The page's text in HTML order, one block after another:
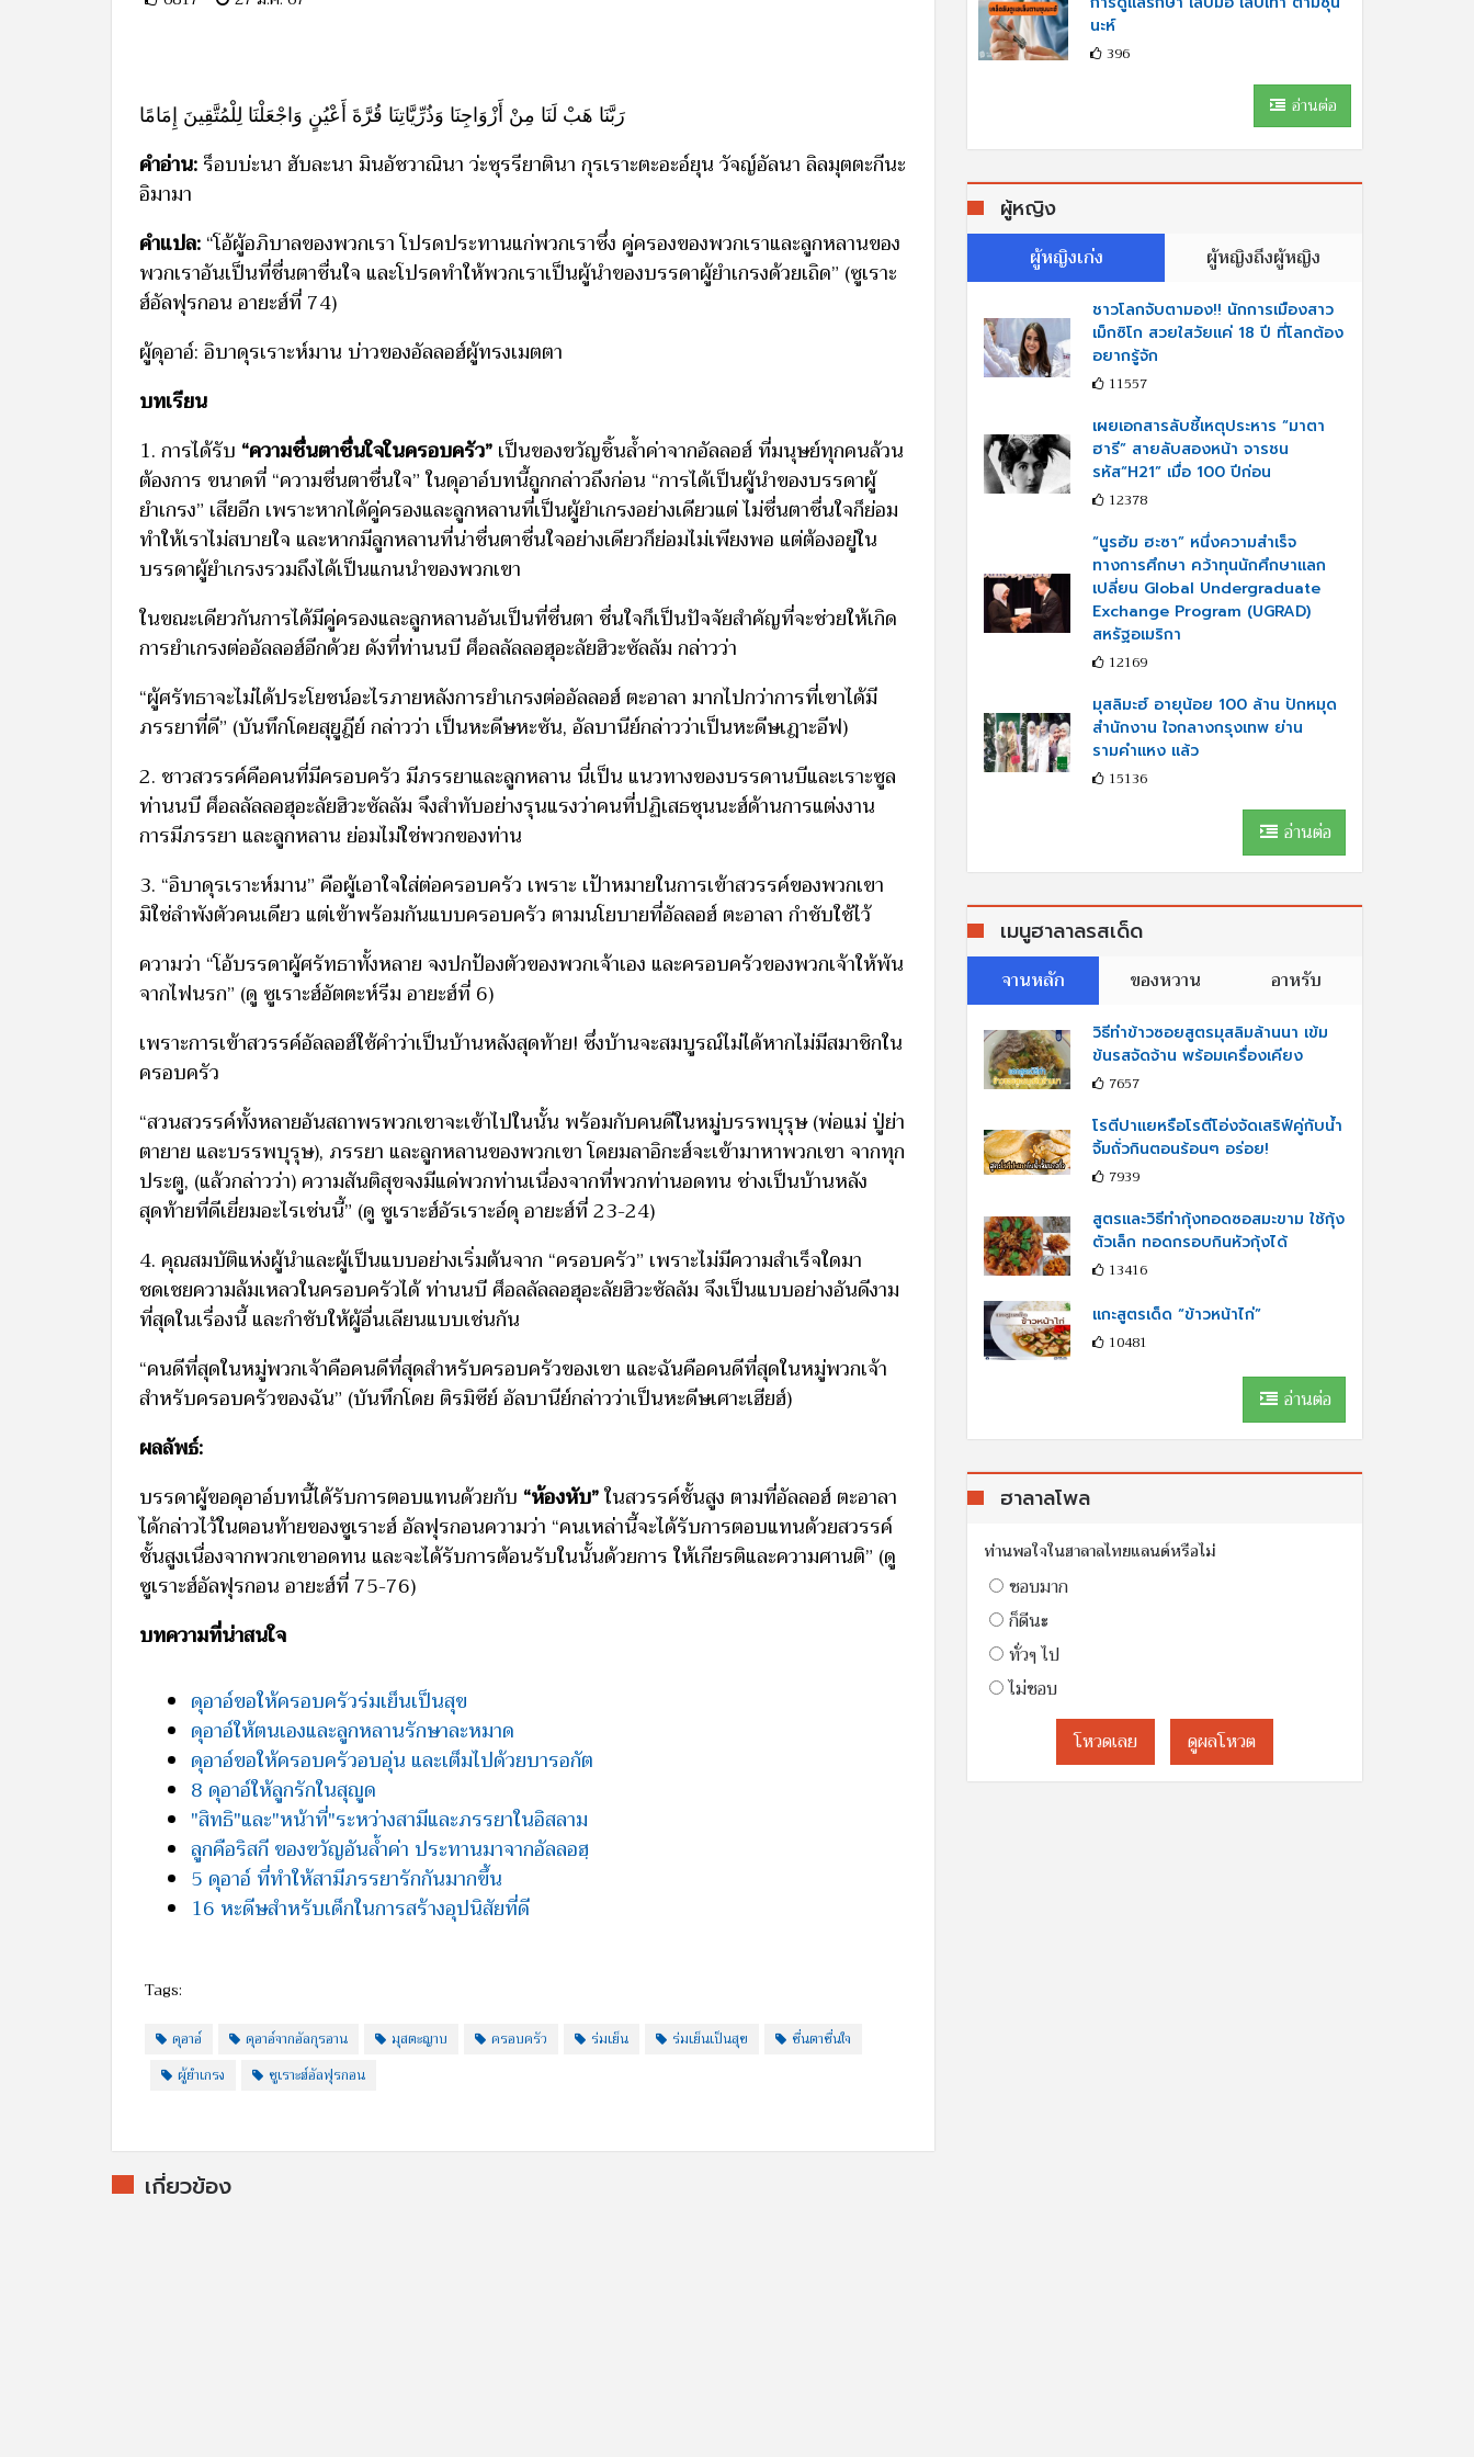
رَبَّنَا هَبْ لَنَا مِنْ أَزْوَاجِنَا وَذُرِّيَّاتِنَا قُرَّةَ أَعْيُنٍ وَاجْعَلْنَا لِلْمُتَّقِينَ إِمَامًا
คำอ่าน:ร็อบบ่ะนา ฮับละนา มินอัชวาณินา ว่ะซุรรียาตินา กุรเราะตะอะอ์ยุน วัจญ์อัลนา ลิลมุตตะกีนะ
อิมามา
คำแปล:“โอ้ผู้อภิบาลของพวกเรา โปรดประทานแก่พวกเราซึ่ง คู่ครองของพวกเราและลูกหลานของ
พวกเราอันเป็นที่ชื่นตาชื่นใจ และโปรดทำให้พวกเราเป็นผู้นำของบรรดาผู้ยำเกรงด้วยเถิด” (ซูเราะ
ฮ์อัลฟุรกอน อายะฮ์ที่ 74)
ผู้ดุอาอ์: อิบาดุรเราะห์มาน บ่าวของอัลลอฮ์ผู้ทรงเมตตา
บทเรียน
1. การได้รับ “ความชื่นตาชื่นใจในครอบครัว”เป็นของขวัญชิ้นล้ำค่าจากอัลลอฮ์ ที่มนุษย์ทุกคนล้วน
ต้องการ ขนาดที่ “ความชื่นตาชื่นใจ” ในดุอาอ์บทนี้ถูกกล่าวถึงก่อน “การได้เป็นผู้นำของบรรดาผู้
ยำเกรง” เสียอีก เพราะหากได้คู่ครองและลูกหลานที่เป็นผู้ยำเกรงอย่างเดียวแต่ ไม่ชื่นตาชื่นใจก็ย่อม
ทำให้เราไม่สบายใจ และหากมีลูกหลานที่น่าชื่นตาชื่นใจอย่างเดียวก็ย่อมไม่เพียงพอ แต่ต้องอยู่ใน
บรรดาผู้ยำเกรงรวมถึงได้เป็นแกนนำของพวกเขา
ในขณะเดียวกันการได้มีคู่ครองและลูกหลานอันเป็นที่ชื่นตา ชื่นใจก็เป็นปัจจัยสำคัญที่จะช่วยให้เกิด
การยำเกรงต่ออัลลอฮ์อีกด้วย ดังที่ท่านนบี ศ็อลลัลลอฮุอะลัยฮิวะซัลลัม กล่าวว่า
“ผู้ศรัทธาจะไม่ได้ประโยชน์อะไรภายหลังการยำเกรงต่ออัลลอฮ์ ตะอาลา มากไปกว่าการที่เขาได้มี
ภรรยาที่ดี” (บันทึกโดยสุยูฎีย์ กล่าวว่า เป็นหะดีษหะซัน, อัลบานีย์กล่าวว่าเป็นหะดีษเฎาะอีฟ)
2. ชาวสวรรค์คือคนที่มีครอบครัว มีภรรยาและลูกหลาน นี่เป็น แนวทางของบรรดานบีและเราะซูล
ท่านนบี ศ็อลลัลลอฮุอะลัยฮิวะซัลลัม จึงสำทับอย่างรุนแรงว่าคนที่ปฏิเสธซุนนะฮ์ด้านการแต่งงาน
การมีภรรยา และลูกหลาน ย่อมไม่ใช่พวกของท่าน
3. “อิบาดุรเราะห์มาน” คือผู้เอาใจใส่ต่อครอบครัว เพราะ เป้าหมายในการเข้าสวรรค์ของพวกเขา
มิใช่ลำพังตัวคนเดียว แต่เข้าพร้อมกันแบบครอบครัว ตามนโยบายที่อัลลอฮ์ ตะอาลา กำชับใช้ไว้
ความว่า “โอ้บรรดาผู้ศรัทธาทั้งหลาย จงปกป้องตัวของพวกเจ้าเอง และครอบครัวของพวกเจ้าให้พ้น
จากไฟนรก” (ดู ซูเราะฮ์อัตตะห์รีม อายะฮ์ที่ 6)
เพราะการเข้าสวรรค์อัลลอฮ์ใช้คำว่าเป็นบ้านหลังสุดท้าย! ซึ่งบ้านจะสมบูรณ์ไม่ได้หากไม่มีสมาชิกใน
ครอบครัว
“สวนสวรรค์ทั้งหลายอันสถาพรพวกเขาจะเข้าไปในนั้น พร้อมกับคนดีในหมู่บรรพบุรุษ (พ่อแม่ ปู่ย่า
ตายาย และบรรพบุรุษ), ภรรยา และลูกหลานของพวกเขา โดยมลาอิกะฮ์จะเข้ามาหาพวกเขา จากทุก
ประตู, (แล้วกล่าวว่า) ความสันติสุขจงมีแด่พวกท่านเนื่องจากที่พวกท่านอดทน ช่างเป็นบ้านหลัง
สุดท้ายที่ดีเยี่ยมอะไรเช่นนี้” (ดู ซูเราะฮ์อัรเราะอ์ดุ อายะฮ์ที่ 23-24)
4. คุณสมบัติแห่งผู้นำและผู้เป็นแบบอย่างเริ่มต้นจาก “ครอบครัว” เพราะไม่มีความสำเร็จใดมา
ชดเชยความล้มเหลวในครอบครัวได้ ท่านนบี ศ็อลลัลลอฮุอะลัยฮิวะซัลลัม จึงเป็นแบบอย่างอันดีงาม
ที่สุดในเรื่องนี้ และกำชับให้ผู้อื่นเลียนแบบเช่นกัน
“คนดีที่สุดในหมู่พวกเจ้าคือคนดีที่สุดสำหรับครอบครัวของเขา และฉันคือคนดีที่สุดในหมู่พวกเจ้า
สำหรับครอบครัวของฉัน” (บันทึกโดย ติรมิซีย์ อัลบานีย์กล่าวว่าเป็นหะดีษเศาะเฮียฮ์)
ผลลัพธ์:
บรรดาผู้ขอดุอาอ์บทนี้ได้รับการตอบแทนด้วยกับ “ห้องหับ”ในสวรรค์ชั้นสูง ตามที่อัลลอฮ์ ตะอาลา
ได้กล่าวไว้ในตอนท้ายของซูเราะฮ์ อัลฟุรกอนความว่า “คนเหล่านี้จะได้รับการตอบแทนด้วยสวรรค์
ชั้นสูงเนื่องจากพวกเขาอดทน และจะได้รับการต้อนรับในนั้นด้วยการ ให้เกียรติและความศานติ” (ดู
ซูเราะฮ์อัลฟุรกอน อายะฮ์ที่ 75-76)
บทความที่น่าสนใจ
ดุอาอ์ขอให้ครอบครัวร่มเย็นเป็นสุข
ดุอาอ์ให้ตนเองและลูกหลานรักษาละหมาด
ดุอาอ์ขอให้ครอบครัวอบอุ่น และเต็มไปด้วยบารอกัต
8 ดุอาอ์ให้ลูกรักในสุญูด
"สิทธิ"และ"หน้าที่"ระหว่างสามีและภรรยาในอิสลาม
ลูกคือริสกี ของขวัญอันล้ำค่า ประทานมาจากอัลลอฮฺ
5 ดุอาอ์ ที่ทำให้สามีภรรยารักกันมากขึ้น
16 หะดีษสำหรับเด็กในการสร้างอุปนิสัยที่ดี
Tags:
ดุอาอ์ ดุอาอ์จากอัลกุรอาน มุสตะญาบ ครอบครัว ร่มเย็น ร่มเย็นเป็นสุข
ชื่นตาชื่นใจ
ผู้ยำเกรง
ซูเราะฮ์อัลฟุรกอน
เกี่ยวข้อง
นะห์
396
อ่านต่อ
ผู้หญิง
ผู้หญิงเก่ง
ผู้หญิงถึงผู้หญิง
ชาวโลกจับตามอง!! นักการเมืองสาว
เม็กซิโก สวยใสวัยแค่ 18 ปี ที่โลกต้อง
อยากรู้จัก
11557
เผยเอกสารลับชี้เหตุประหาร “มาตา
ฮารี” สายลับสองหน้า จารชน
รหัส“H21” เมื่อ 100 ปีก่อน
12378
“นูรฮัม ฮะซา” หนึ่งความสำเร็จ
ทางการศึกษา คว้าทุนนักศึกษาแลก
เปลี่ยน Global Undergraduate
Exchange Program (UGRAD)
สหรัฐอเมริกา
12169
มุสลิมะฮ์ อายุน้อย 100 ล้าน ปักหมุด
สำนักงาน ใจกลางกรุงเทพ ย่าน
รามคำแหง แล้ว
15136
อ่านต่อ
เมนูฮาลาลรสเด็ด
จานหลัก
ของหวาน อาหรับ
วิธีทำข้าวซอยสูตรมุสลิมล้านนา เข้ม
ข้นรสจัดจ้าน พร้อมเครื่องเคียง
7657
โรตีปาแยหรือโรตีโอ่งจัดเสริฟ์คู่กับนํ้า
จิ้มถั่วกินตอนร้อนๆ อร่อย!
7939
สูตรและวิธีทำกุ้งทอดซอสมะขาม ใช้กุ้ง
ตัวเล็ก ทอดกรอบกินหัวกุ้งได้
13416
แกะสูตรเด็ด “ข้าวหน้าไก่”
10481
อ่านต่อ
ฮาลาลโพล
ท่านพอใจในฮาลาลไทยแลนด์หรือไม่
ชอบมาก
ก็ดีนะ
ทั่วๆ ไป
ไม่ชอบ
โหวดเลย
ดูผลโหวต